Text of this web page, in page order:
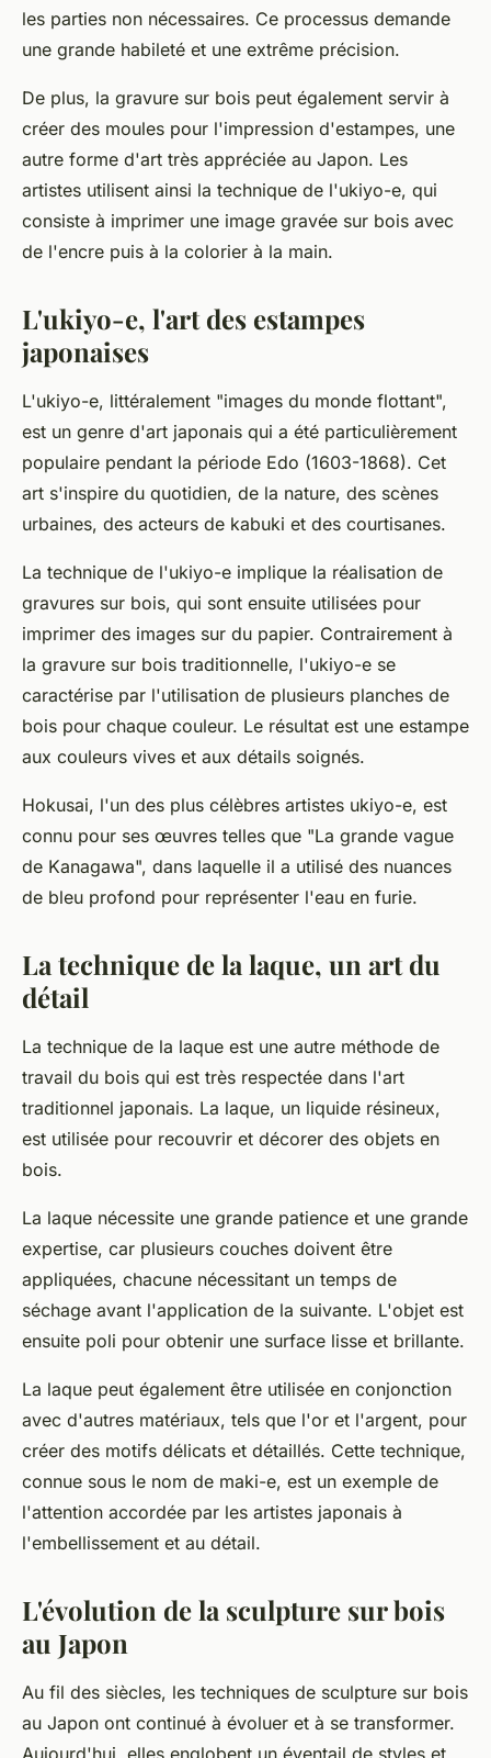
les parties non nécessaires. Ce processus demande
une grande habileté et une extrême précision.
De plus, la gravure sur bois peut également servir à
créer des moules pour l'impression d'estampes, une
autre forme d'art très appréciée au Japon. Les
artistes utilisent ainsi la technique de l'ukiyo-e, qui
consiste à imprimer une image gravée sur bois avec
de l'encre puis à la colorier à la main.
L'ukiyo-e, l'art des estampes
japonaises
L'ukiyo-e, littéralement "images du monde flottant",
est un genre d'art japonais qui a été particulièrement
populaire pendant la période Edo (1603-1868). Cet
art s'inspire du quotidien, de la nature, des scènes
urbaines, des acteurs de kabuki et des courtisanes.
La technique de l'ukiyo-e implique la réalisation de
gravures sur bois, qui sont ensuite utilisées pour
imprimer des images sur du papier. Contrairement à
la gravure sur bois traditionnelle, l'ukiyo-e se
caractérise par l'utilisation de plusieurs planches de
bois pour chaque couleur. Le résultat est une estampe
aux couleurs vives et aux détails soignés.
Hokusai, l'un des plus célèbres artistes ukiyo-e, est
connu pour ses œuvres telles que "La grande vague
de Kanagawa", dans laquelle il a utilisé des nuances
de bleu profond pour représenter l'eau en furie.
La technique de la laque, un art du
détail
La technique de la laque est une autre méthode de
travail du bois qui est très respectée dans l'art
traditionnel japonais. La laque, un liquide résineux,
est utilisée pour recouvrir et décorer des objets en
bois.
La laque nécessite une grande patience et une grande
expertise, car plusieurs couches doivent être
appliquées, chacune nécessitant un temps de
séchage avant l'application de la suivante. L'objet est
ensuite poli pour obtenir une surface lisse et brillante.
La laque peut également être utilisée en conjonction
avec d'autres matériaux, tels que l'or et l'argent, pour
créer des motifs délicats et détaillés. Cette technique,
connue sous le nom de maki-e, est un exemple de
l'attention accordée par les artistes japonais à
l'embellissement et au détail.
L'évolution de la sculpture sur bois
au Japon
Au fil des siècles, les techniques de sculpture sur bois
au Japon ont continué à évoluer et à se transformer.
Aujourd'hui, elles englobent un éventail de styles et